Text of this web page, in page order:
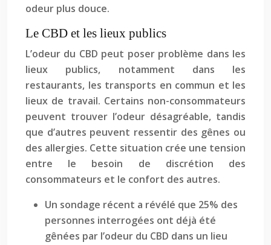
odeur plus douce.
Le CBD et les lieux publics
L’odeur du CBD peut poser problème dans les
lieux publics, notamment dans les
restaurants, les transports en commun et les
lieux de travail. Certains non-consommateurs
peuvent trouver l’odeur désagréable, tandis
que d’autres peuvent ressentir des gênes ou
des allergies. Cette situation crée une tension
entre le besoin de discrétion des
consommateurs et le confort des autres.
Un sondage récent a révélé que 25% des
personnes interrogées ont déjà été
gênées par l’odeur du CBD dans un lieu